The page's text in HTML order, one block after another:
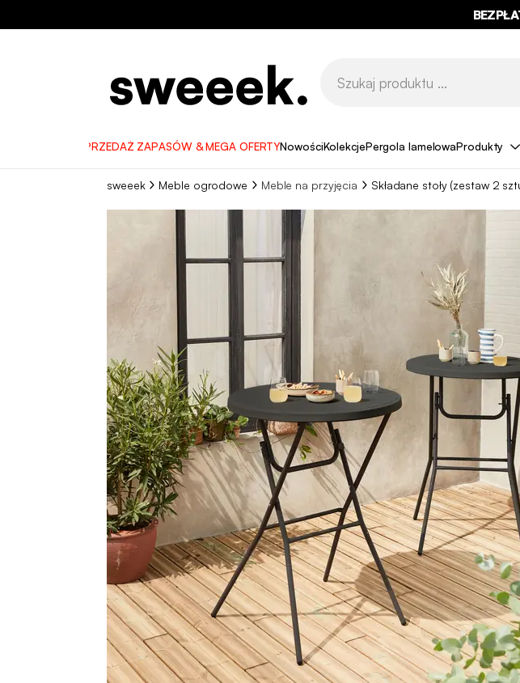
NA NASZE
WYPRZEDAŻ ZAPASÓW & MEGA OFERTYNowościKolekcjePergola lamelowaProdukty
sweeek Meble ogrodowe Meble na przyjęcia Składane stoły (zestaw 2